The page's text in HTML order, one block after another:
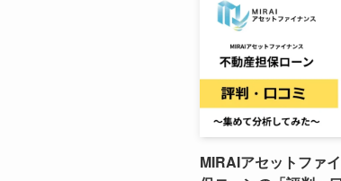
MIRAIアセットファ